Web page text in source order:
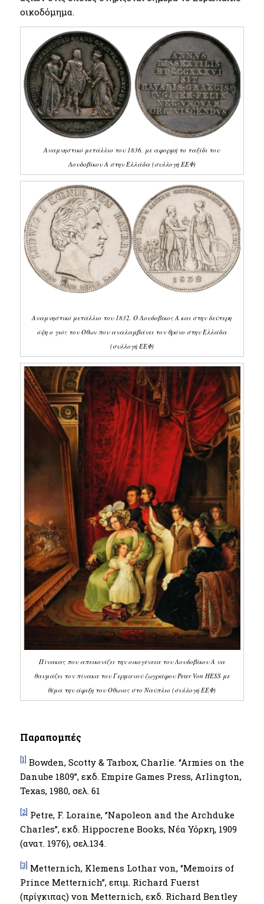
οικοδόμημα.
Αναμνηστικό μετάλλιο του 1836, με αφορμή το ταξίδι του
Λουδοβίκου Α στην Ελλάδα (συλλογή ΕΕΦ)
Αναμνηστικό μετάλλιο του 1832. Ο Λουδοβίκος Α και στην δεύτερη
όψη ο γιός του Οθων που αναλαμβάνει τον θρόνο στην Ελλάδα
(συλλογή ΕΕΦ)
Πίνακας που απεικονίζει την οικογένεια του Λουδοβίκου Α να
θαυμάζει τον πίνακα του Γερμανού ζωγράφου Peter Von HESS με
θέμα την άφιξη του Οθωνος στο Ναύπλιο (συλλογή ΕΕΦ)
Παραπομπές
[1] Bowden, Scotty & Tarbox, Charlie. ‘’Armies on the
Danube 1809’’, εκδ. Empire Games Press, Arlington,
Texas, 1980, σελ. 61
[2] Petre, F. Loraine, ‘’Napoleon and the Archduke
Charles’’, εκδ. Hippocrene Books, Νέα Υόρκη, 1909
(ανατ. 1976), σελ.134.
[3] Metternich, Klemens Lothar von, ‘’Memoirs of
Prince Metternich’’, επιμ. Richard Fuerst
(πρίγκιπας) von Metternich, εκδ. Richard Bentley